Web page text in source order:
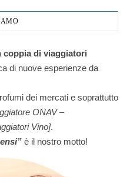
coppia di viaggiatori
di nuove esperienze da
dei mercati e soprattutto
ONAV –
Vino].
è il nostro motto!